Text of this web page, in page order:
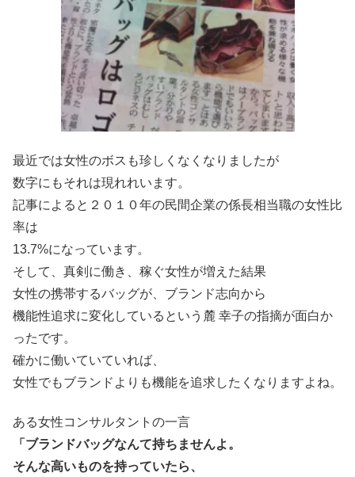
最近では女性のボスも珍しくなくなりましたが
数字にもそれは現れれいます。
記事によると２０１０年の民間企業の係長相当職の女性比
率は
13.7%になっています。
そして、真剣に働き、稼ぐ女性が増えた結果
女性の携帯するバッグが、ブランド志向から
機能性追求に変化しているという麓 幸子の指摘が面白か
ったです。
確かに働いていていれば、
女性でもブランドよりも機能を追求したくなりますよね。
ある女性コンサルタントの一言
「ブランドバッグなんて持ちませんよ。
そんな高いものを持っていたら、